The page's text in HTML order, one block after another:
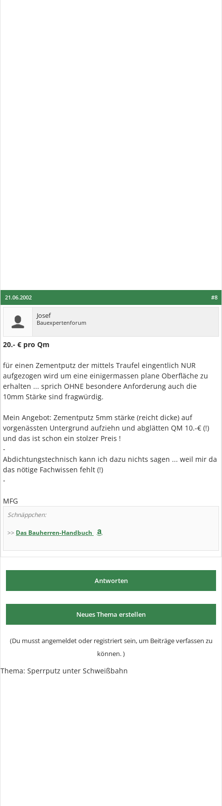
#8
21.06.2002
Josef
Bauexpertenforum
20.- € pro Qm
für einen Zementputz der mittels Traufel eingentlich NUR
aufgezogen wird um eine einigermassen plane Oberfläche zu
erhalten ... sprich OHNE besondere Anforderung auch die
10mm Stärke sind fragwürdig.
Mein Angebot: Zementputz 5mm stärke (reicht dicke) auf
vorgenässten Untergrund aufziehn und abglätten QM 10.-€ (!)
und das ist schon ein stolzer Preis !
-
Abdichtungstechnisch kann ich dazu nichts sagen ... weil mir da
das nötige Fachwissen fehlt (!)
-
MFG
Schnäppchen:
>> Das Bauherren-Handbuch
Antworten
Neues Thema erstellen
(Du musst angemeldet oder registriert sein, um Beiträge verfassen zu
können. )
Thema: Sperrputz unter Schweißbahn